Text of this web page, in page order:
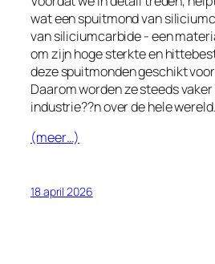
wat een spuitmond van
van siliciumcarbide - een
om zijn hoge sterkte en
deze spuitmonden geschikt
Daarom worden ze steeds
industrie??n over de hele wereld.
(meer…)
18 april 2026